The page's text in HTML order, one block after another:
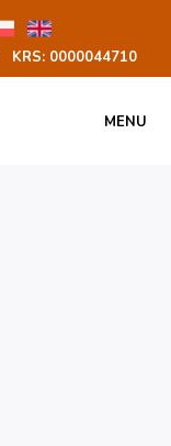
KRS: 0000044710
MENU